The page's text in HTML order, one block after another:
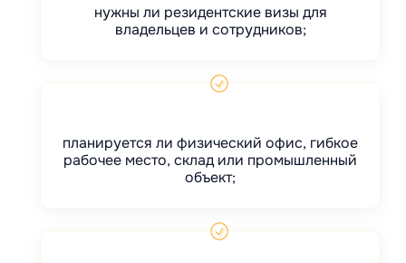
нужны ли резидентские визы для
владельцев и сотрудников;
планируется ли физический офис, гибкое
рабочее место, склад или промышленный
объект;